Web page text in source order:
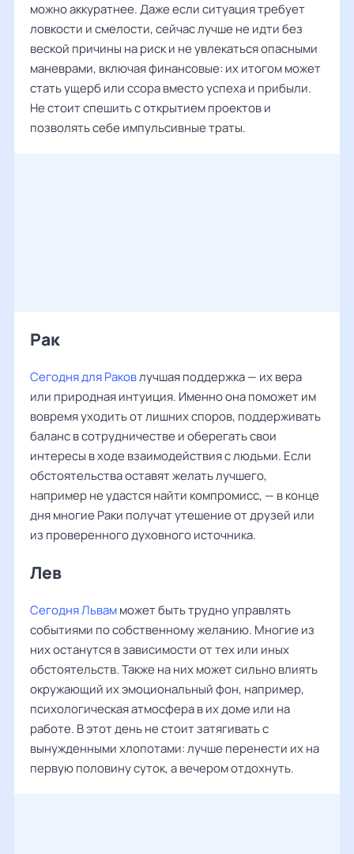
можно аккуратнее. Даже если ситуация требует
ловкости и смелости, сейчас лучше не идти без
веской причины на риск и не увлекаться опасными
маневрами, включая финансовые: их итогом может
стать ущерб или ссора вместо успеха и прибыли.
Не стоит спешить с открытием проектов и
позволять себе импульсивные траты.
Рак ‌‌
Сегодня для Раковлучшая поддержка — их вера
или природная интуиция. Именно она поможет им
вовремя уходить от лишних споров, поддерживать
баланс в сотрудничестве и оберегать свои
интересы в ходе взаимодействия с людьми. Если
обстоятельства оставят желать лучшего,
например не удастся найти компромисс, — в конце
дня многие Раки получат утешение от друзей или
из проверенного духовного источника.
Лев ‌‌
Сегодня Львамможет быть трудно управлять
событиями по собственному желанию. Многие из
них останутся в зависимости от тех или иных
обстоятельств. Также на них может сильно влиять
окружающий их эмоциональный фон, например,
психологическая атмосфера в их доме или на
работе. В этот день не стоит затягивать с
вынужденными хлопотами: лучше перенести их на
первую половину суток, а вечером отдохнуть.